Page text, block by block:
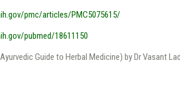
pmc/articles/PMC5075615/
pubmed/18611150
Guide to Herbal Medicine) by Dr Vasant